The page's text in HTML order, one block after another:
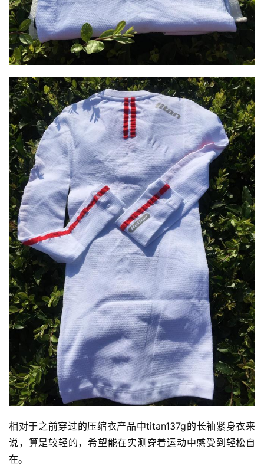
相对于之前穿过的压缩衣产品中titan137g的长袖紧身衣来
说，算是较轻的，希望能在实测穿着运动中感受到轻松自
在。